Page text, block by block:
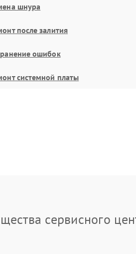
шнура
после залития
ошибок
системной платы
сервисного